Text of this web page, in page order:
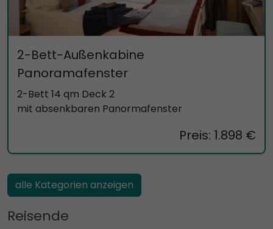
2-Bett-Außenkabine
Panoramafenster
2-Bett 14 qm Deck 2
mit absenkbaren Panormafenster
Preis: 1.898 €
alle Kategorien anzeigen
Reisende